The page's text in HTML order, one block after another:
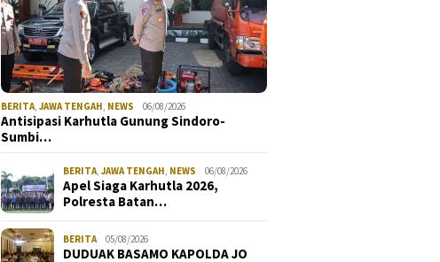
BERITA ,JAWA TENGAH NEWS 06/08/2026
Antisipasi Karhutla Gunung Sindoro-
Sumbi…
BERITA ,JAWA TENGAH NEWS 06/08/2026
Apel Siaga Karhutla 2026,
Polresta Batan…
BERITA 05/08/2026
DUDUAK BASAMO KAPOLDA JO